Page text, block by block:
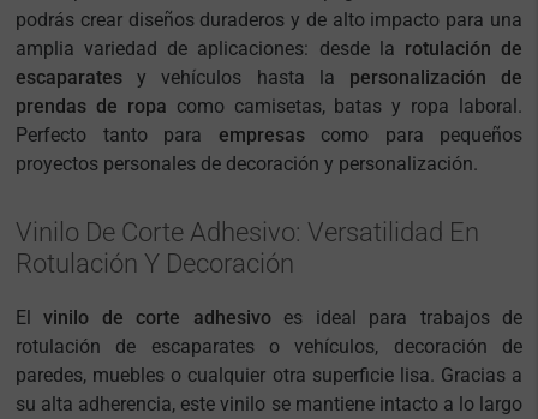
podrás crear diseños duraderos y de alto impacto para una
amplia variedad de aplicaciones: desde la rotulación de
escaparates y vehículos hasta la personalización de
prendas de ropa como camisetas, batas y ropa laboral.
Perfecto tanto para empresascomo para pequeños
proyectos personales de decoración y personalización.
Vinilo De Corte Adhesivo: Versatilidad En
Rotulación Y Decoración
Elvinilo de corte adhesivoes ideal para trabajos de
rotulación de escaparates o vehículos, decoración de
paredes, muebles o cualquier otra superficie lisa. Gracias a
su alta adherencia, este vinilo se mantiene intacto a lo largo